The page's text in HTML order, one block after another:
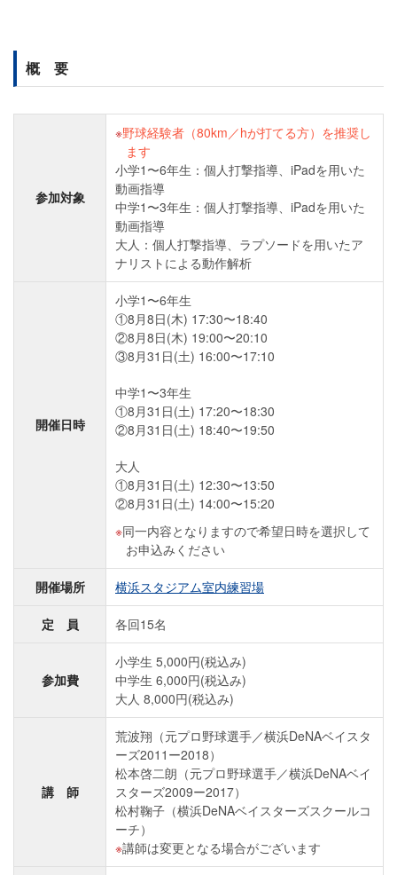
概 要
参加対象
野球経験者（80km／hが打てる方）を推奨し
ます
小学1〜6年生：個人打撃指導、iPadを用いた
動画指導
中学1〜3年生：個人打撃指導、iPadを用いた
動画指導
大人：個人打撃指導、ラプソードを用いたア
ナリストによる動作解析
開催日時
小学1〜6年生
①8月8日(木) 17:30〜18:40
②8月8日(木) 19:00〜20:10
③8月31日(土) 16:00〜17:10
中学1〜3年生
①8月31日(土) 17:20〜18:30
②8月31日(土) 18:40〜19:50
大人
①8月31日(土) 12:30〜13:50
②8月31日(土) 14:00〜15:20
同一内容となりますので希望日時を選択して
お申込みください
開催場所 横浜スタジアム室内練習場
定 員 各回15名
参加費
小学生 5,000円(税込み)
中学生 6,000円(税込み)
大人 8,000円(税込み)
講 師
荒波翔（元プロ野球選手／横浜DeNAベイスタ
ーズ2011ー2018）
松本啓二朗（元プロ野球選手／横浜DeNAベイ
スターズ2009ー2017）
松村鞠子（横浜DeNAベイスターズスクールコ
ーチ）
講師は変更となる場合がございます